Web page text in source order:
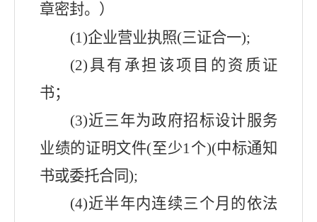
章密封。）
(1)企业营业执照(三证合一);
(2) 具有承担该项目的资质证
书；
(3)近三年为政府招标设计服务
业绩的证明文件(至少1个)(中标通知
书或委托合同);
(4)近半年内连续三个月的依法